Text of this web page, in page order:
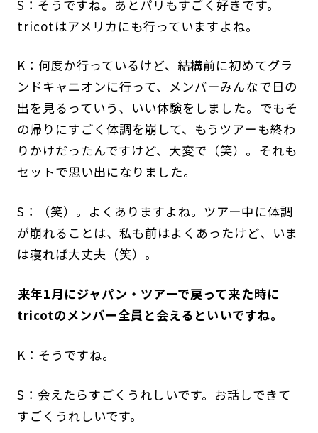
S：そうですね。あとパリもすごく好きです。
tricotはアメリカにも行っていますよね。
K：何度か行っているけど、結構前に初めてグラ
ンドキャニオンに行って、メンバーみんなで日の
出を見るっていう、いい体験をしました。でもそ
の帰りにすごく体調を崩して、もうツアーも終わ
りかけだったんですけど、大変で（笑）。それも
セットで思い出になりました。
S：（笑）。よくありますよね。ツアー中に体調
が崩れることは、私も前はよくあったけど、いま
は寝れば大丈夫（笑）。
――来年1月にジャパン・ツアーで戻って来た時に
tricotのメンバー全員と会えるといいですね。
K：そうですね。
S：会えたらすごくうれしいです。お話しできて
すごくうれしいです。